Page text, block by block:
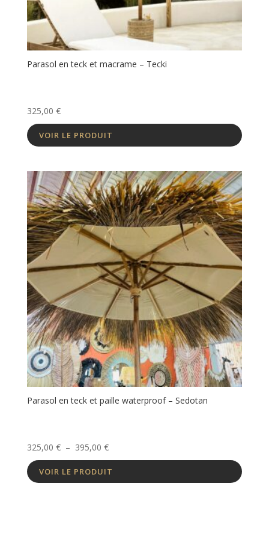
Parasol en teck et macrame – Tecki
325,00 €
VOIR LE PRODUIT
Parasol en teck et paille waterproof – Sedotan
325,00 € – 395,00 €Plage
de
prix :
VOIR LE PRODUIT